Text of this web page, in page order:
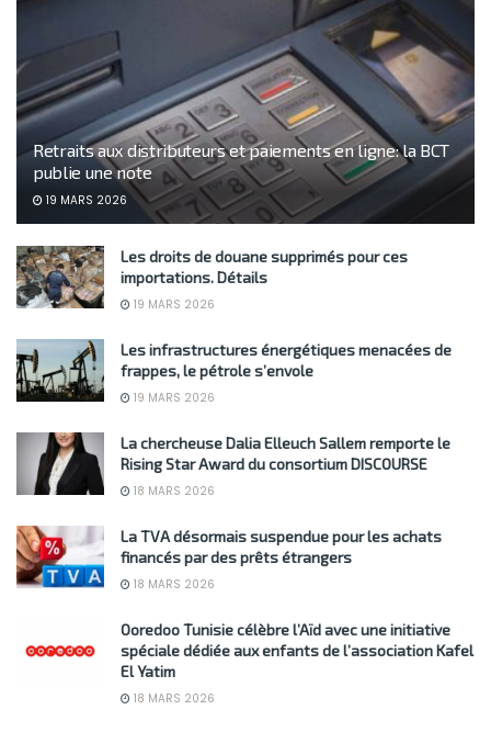
Retraits aux distributeurs et paiements en ligne: la BCT
publie une note
19 MARS 2026
Les droits de douane supprimés pour ces
importations. Détails
19 MARS 2026
Les infrastructures énergétiques menacées de
frappes, le pétrole s’envole
19 MARS 2026
La chercheuse Dalia Elleuch Sallem remporte le
Rising Star Award du consortium DISCOURSE
18 MARS 2026
La TVA désormais suspendue pour les achats
financés par des prêts étrangers
18 MARS 2026
Ooredoo Tunisie célèbre l’Aïd avec une initiative
spéciale dédiée aux enfants de l’association Kafel
El Yatim
18 MARS 2026